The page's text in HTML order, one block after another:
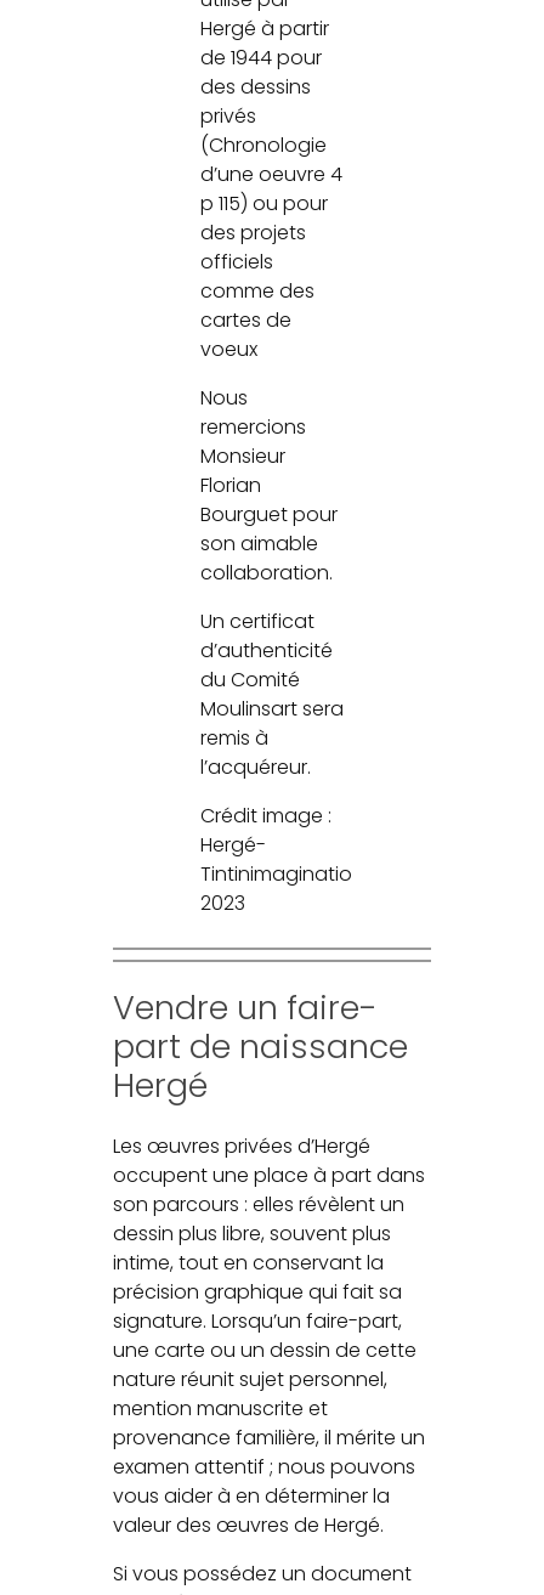
Hergé à partir
de 1944 pour
des dessins
privés
(Chronologie
d’une oeuvre 4
p 115) ou pour
des projets
officiels
comme des
cartes de
voeux
Nous
remercions
Monsieur
Florian
Bourguet pour
son aimable
collaboration.
Un certificat
d’authenticité
du Comité
Moulinsart sera
remis à
l’acquéreur.
Crédit image :
Hergé-
Tintinimaginatio
2023
Vendre un faire-
part de naissance
Hergé
Les œuvres privées d’Hergé
occupent une place à part dans
son parcours : elles révèlent un
dessin plus libre, souvent plus
intime, tout en conservant la
précision graphique qui fait sa
signature. Lorsqu’un faire-part,
une carte ou un dessin de cette
nature réunit sujet personnel,
mention manuscrite et
provenance familière, il mérite un
examen attentif ; nous pouvons
vous aider à en déterminer la
valeur des œuvres de Hergé.
Si vous possédez un document